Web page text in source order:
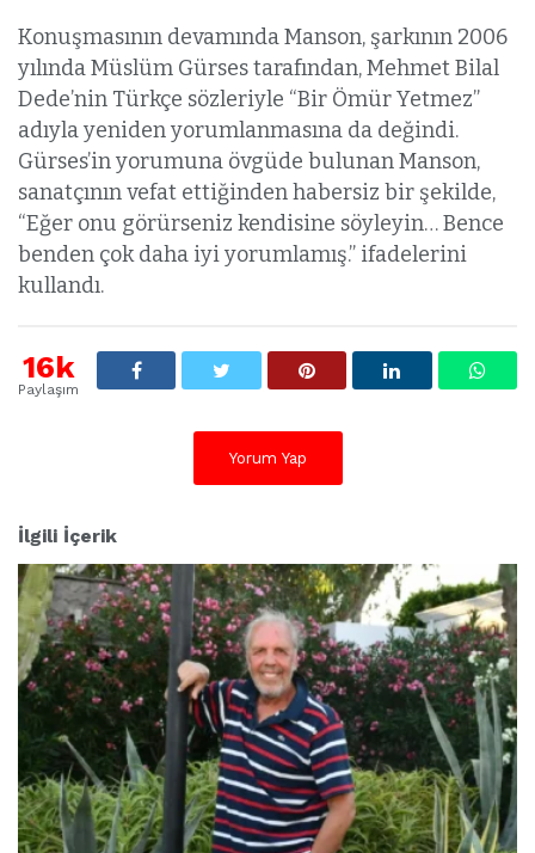
Konuşmasının devamında Manson, şarkının 2006
yılında Müslüm Gürses tarafından, Mehmet Bilal
Dede’nin Türkçe sözleriyle “Bir Ömür Yetmez”
adıyla yeniden yorumlanmasına da değindi.
Gürses’in yorumuna övgüde bulunan Manson,
sanatçının vefat ettiğinden habersiz bir şekilde,
“Eğer onu görürseniz kendisine söyleyin… Bence
benden çok daha iyi yorumlamış.” ifadelerini
kullandı.
16k
Paylaşım
Yorum Yap
İlgili İçerik